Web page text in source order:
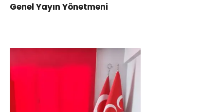
Genel Yayın Yönetmeni